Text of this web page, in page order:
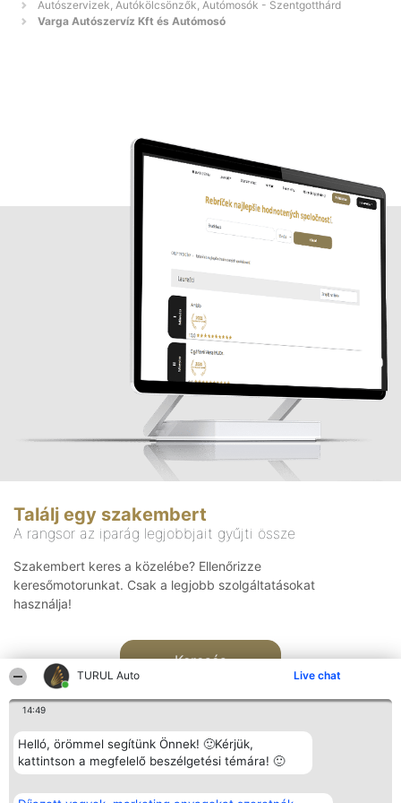
TURUL Auto Live chat
14:49
Helló, örömmel segítünk Önnek! 🙂Kérjük,
kattintson a megfelelő beszélgetési témára! 🙂
Autószervizek, Autókölcsönzők, Autómosók - Szentgotthárd
Varga Autószervíz Kft és Autómosó
Találj egy szakembert
A rangsor az iparág legjobbjait gyűjti össze
Szakembert keres a közelébe? Ellenőrizze
keresőmotorunkat. Csak a legjobb szolgáltatásokat
használja!
Keresés
Rangsorszervező Népszavazás Elérhetőség